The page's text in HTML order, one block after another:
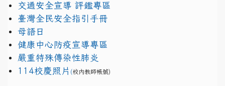
交通安全宣導 評鑑專區
臺灣全民安全指引手冊
母語日
健康中心防疫宣導專區
嚴重特殊傳染性肺炎
114校慶照片 (校內教師帳號)